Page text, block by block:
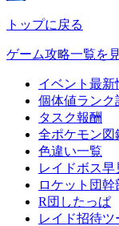
トップに戻る
ゲーム攻略一覧を
イベント最新
個体値ランク
タスク報酬
全ポケモン図
色違い一覧
レイドボス早
ロケット団幹
R団したっぱ
レイド招待ツ